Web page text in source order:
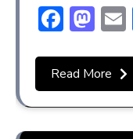
Read More